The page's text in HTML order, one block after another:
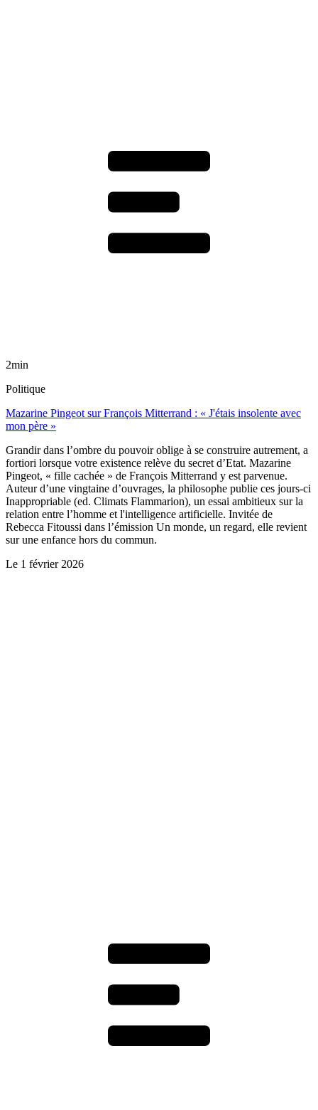
2min
Politique
Mazarine Pingeot sur François Mitterrand : « J'étais insolente avec
mon père »
Grandir dans l’ombre du pouvoir oblige à se construire autrement, a
fortiori lorsque votre existence relève du secret d’Etat. Mazarine
Pingeot, « fille cachée » de François Mitterrand y est parvenue.
Auteur d’une vingtaine d’ouvrages, la philosophe publie ces jours-ci
Inappropriable (ed. Climats Flammarion), un essai ambitieux sur la
relation entre l’homme et l'intelligence artificielle. Invitée de
Rebecca Fitoussi dans l’émission Un monde, un regard, elle revient
sur une enfance hors du commun.
Le 1 février 2026